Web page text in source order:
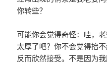
你转些？
可能你会觉得奇怪：哇，
太厚了吧？你不会觉得抬
反而欣然接受。不是因为